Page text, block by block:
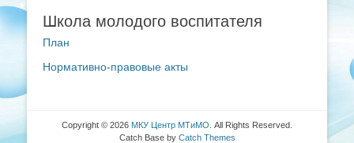
Школа молодого воспитателя
План
Нормативно-правовые акты
Copyright © 2026 МКУ Центр МТиМО . All Rights Reserved.
Catch Base by Catch Themes